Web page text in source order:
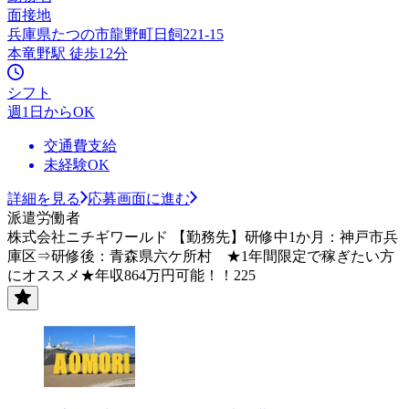
面接地
兵庫県たつの市龍野町日飼221-15
本竜野駅 徒歩12分
シフト
週1日からOK
交通費支給
未経験OK
詳細を見る
応募画面に進む
派遣労働者
株式会社ニチギワールド 【勤務先】研修中1か月：神戸市兵
庫区⇒研修後：青森県六ケ所村 ★1年間限定で稼ぎたい方
にオススメ★年収864万円可能！！225